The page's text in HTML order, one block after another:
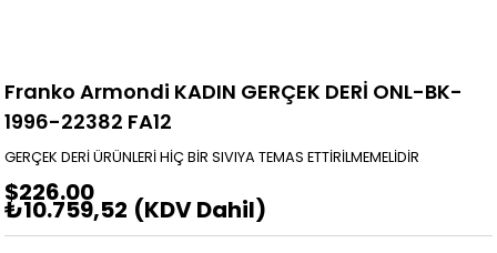
Franko Armondi KADIN GERÇEK DERİ ONL-BK-
1996-22382 FA12
GERÇEK DERİ ÜRÜNLERİ HİÇ BİR SIVIYA TEMAS ETTİRİLMEMELİDİR
$226.00
₺10.759,52 (KDV Dahil)